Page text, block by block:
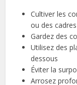
Cultiver les
ou des cadres
Gardez des
Utilisez des
dessous
Éviter la
Arrosez